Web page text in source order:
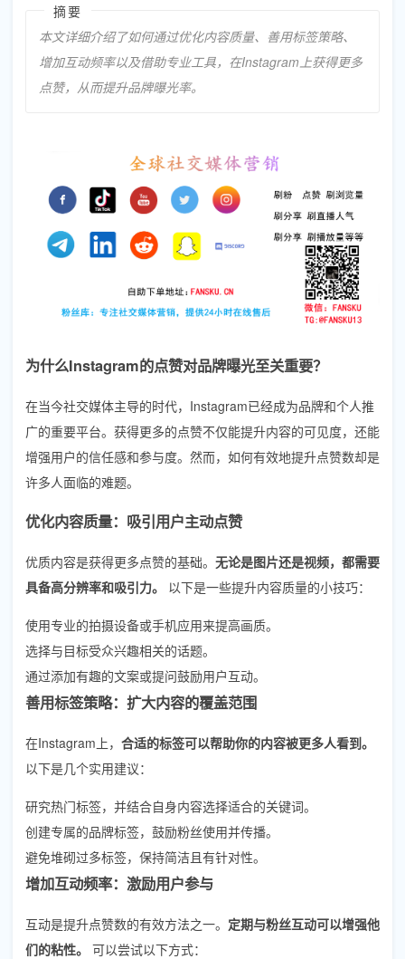
摘要
本文详细介绍了如何通过优化内容质量、善用标签策略、
增加互动频率以及借助专业工具，在Instagram上获得更多
点赞，从而提升品牌曝光率。
为什么Instagram的点赞对品牌曝光至关重要？
在当今社交媒体主导的时代，Instagram已经成为品牌和个人推
广的重要平台。获得更多的点赞不仅能提升内容的可见度，还能
增强用户的信任感和参与度。然而，如何有效地提升点赞数却是
许多人面临的难题。
优化内容质量：吸引用户主动点赞
优质内容是获得更多点赞的基础。 无论是图片还是视频，都需要
具备高分辨率和吸引力。
以下是一些提升内容质量的小技巧：
使用专业的拍摄设备或手机应用来提高画质。
选择与目标受众兴趣相关的话题。
通过添加有趣的文案或提问鼓励用户互动。
善用标签策略：扩大内容的覆盖范围
在Instagram上， 合适的标签可以帮助你的内容被更多人看到。
以下是几个实用建议：
研究热门标签，并结合自身内容选择适合的关键词。
创建专属的品牌标签，鼓励粉丝使用并传播。
避免堆砌过多标签，保持简洁且有针对性。
增加互动频率：激励用户参与
互动是提升点赞数的有效方法之一。 定期与粉丝互动可以增强他
们的粘性。 可以尝试以下方式：